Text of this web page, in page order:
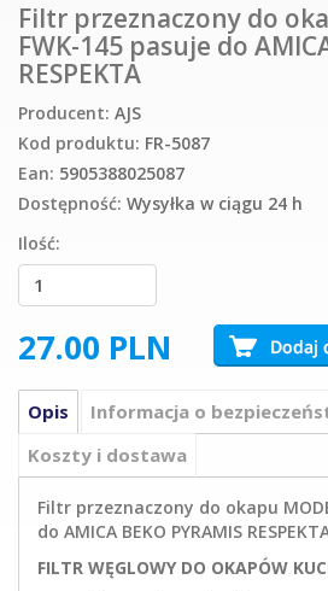
Filtr przeznaczony do
FWK-145 pasuje do
RESPEKTA
Producent: AJS
Kod produktu: FR-5087
Ean: 5905388025087
Dostępność: Wysyłka w ciągu 24 h
Ilość:
27.00 PLN
Opis
Informacja o
Koszty i dostawa
Filtr przeznaczony do okapu
do AMICA BEKO PYRAMIS
FILTR WĘGLOWY DO OKAPÓW